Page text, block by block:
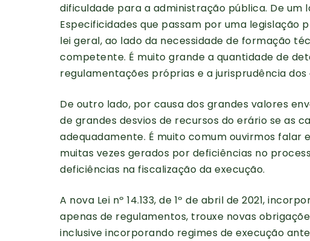
dificuldade para a administração pública. De um
Especificidades que passam por uma legislação
lei geral, ao lado da necessidade de formação
competente. É muito grande a quantidade de
regulamentações próprias e a jurisprudência
De outro lado, por causa dos grandes valores
de grandes desvios de recursos do erário se as
adequadamente. É muito comum ouvirmos
muitas vezes gerados por deficiências no
deficiências na fiscalização da execução.
A nova Lei nº 14.133, de 1º de abril de 2021,
apenas de regulamentos, trouxe novas
inclusive incorporando regimes de execução